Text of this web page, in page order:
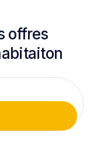
offres